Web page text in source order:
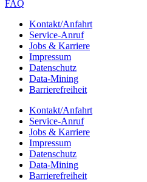
FAQ
Kontakt/​​Anfahrt
Service-Anruf
Jobs & Karriere
Impres­sum
Daten­schutz
Data-Mining
Barrie­re­frei­heit
Kontakt/​​Anfahrt
Service-Anruf
Jobs & Karriere
Impres­sum
Daten­schutz
Data-Mining
Barrie­re­frei­heit